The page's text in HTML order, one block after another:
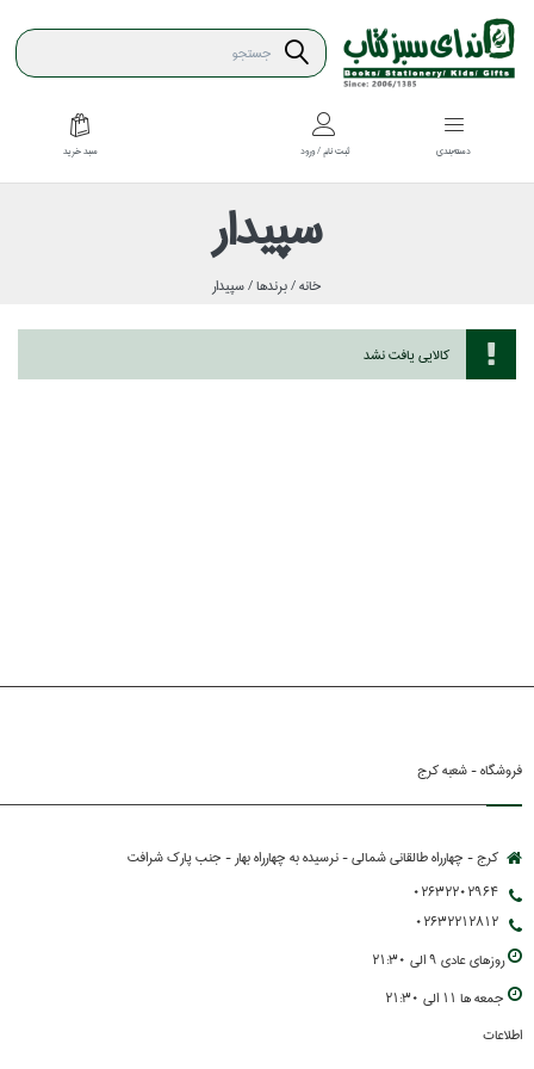
دسته‌بندي ثبت نام / ورود سبد خريد
سپيدار
خانه /برندها /سپيدار
كالايي يافت نشد
فروشگاه - شعبه کرج
کرج - چهارراه طالقانی شمالی - نرسیده به چهارراه بهار - جنب پارك شرافت
02632202964
02632212812
روزهاي عادي 9 الي 21:30
جمعه ها 11 الي 21:30
اطلاعات